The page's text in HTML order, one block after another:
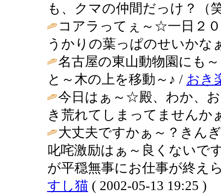
も、クマの仲間だっけ？（
コアラってぇ～☆一日２
うかりの葉っぱのせいかな
名古屋の東山動物園にも
と～木の上を移動～♪ / おき
今日はぁ～☆殿、わか、
き荒れてしまってませんか
大丈夫ですかぁ～？きん
叱咤激励はぁ～良くないで
が平穏無事にお仕事が終え
すし猫 ( 2002-05-13 19:25 )